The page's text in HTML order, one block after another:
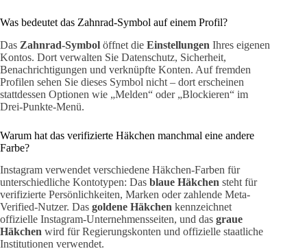
Was bedeutet das Zahnrad-Symbol auf einem Profil?
Das Zahnrad-Symbol öffnet die Einstellungen Ihres eigenen
Kontos. Dort verwalten Sie Datenschutz, Sicherheit,
Benachrichtigungen und verknüpfte Konten. Auf fremden
Profilen sehen Sie dieses Symbol nicht – dort erscheinen
stattdessen Optionen wie „Melden“ oder „Blockieren“ im
Drei-Punkte-Menü.
Warum hat das verifizierte Häkchen manchmal eine andere
Farbe?
Instagram verwendet verschiedene Häkchen-Farben für
unterschiedliche Kontotypen: Das blaue Häkchen steht für
verifizierte Persönlichkeiten, Marken oder zahlende Meta-
Verified-Nutzer. Das goldene Häkchen kennzeichnet
offizielle Instagram-Unternehmensseiten, und das graue
Häkchen wird für Regierungskonten und offizielle staatliche
Institutionen verwendet.